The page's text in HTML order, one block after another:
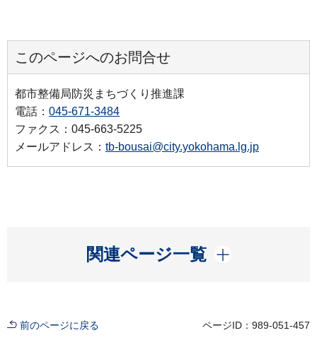
このページへのお問合せ
都市整備局防災まちづくり推進課
電話： 045-671-3484
ファクス：045-663-5225
メールアドレス： tb-bousai@city.yokohama.lg.jp
関連ページ一覧
開く
前のページに戻る ページID：989-051-457